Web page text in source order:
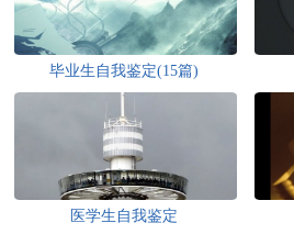
毕业生自我鉴定(15篇)
医学生自我鉴定